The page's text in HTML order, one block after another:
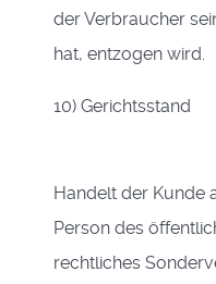
der Verbraucher
hat, entzogen wird.
10) Gerichtsstand
Handelt der Kunde
Person des
rechtliches